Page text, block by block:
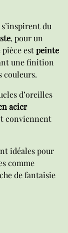
s’inspirent du
, pour un
estpeinte
une finition
couleurs.
d’oreilles
acier
conviennent
idéales pour
comme
de fantaisie